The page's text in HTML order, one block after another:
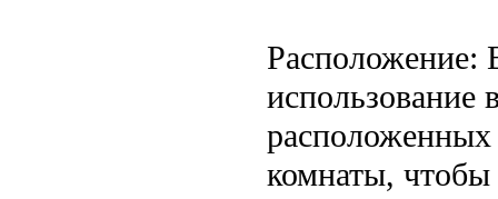
Расположение:
использование
расположенных
комнаты,